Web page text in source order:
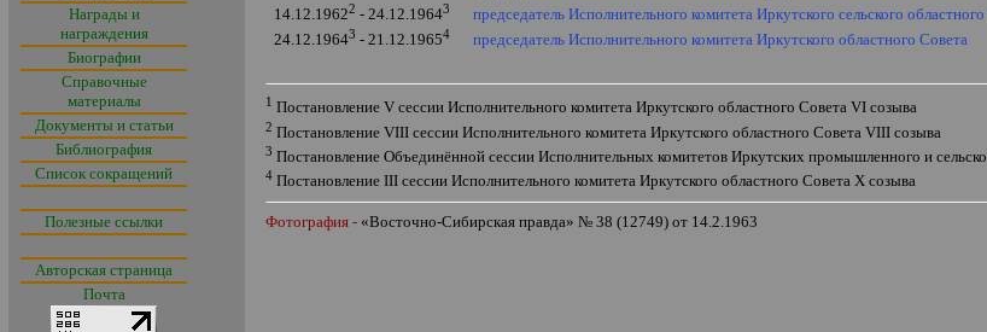
Награды и
награждения
Биографии
Справочные
материалы
Документы и статьи
Библиография
Список сокращений
Полезные ссылки
Авторская страница
Почта
14.12.19622 - 24.12.19643
председатель Исполнительного комитета Иркутского сельского
24.12.19643 - 21.12.19654 председатель Исполнительного комитета Иркутского областного Совета
1 ПостановлениеV сессии Исполнительного комитета Иркутского областного СоветаVI созыва
2 ПостановлениеVIII сессии Исполнительного комитета Иркутского областного СоветаVIII созыва
3 Постановление Объединённой сессии Исполнительных комитетов Иркутских промышленного и
4 ПостановлениеIII сессии Исполнительного комитета Иркутского областного СоветаX созыва
Фотография - «Восточно-Сибирская правда» № 38 (12749) от 14.2.1963